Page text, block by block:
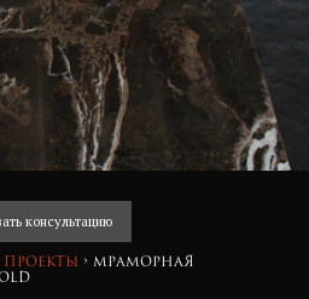
консультацию
›
Мраморная